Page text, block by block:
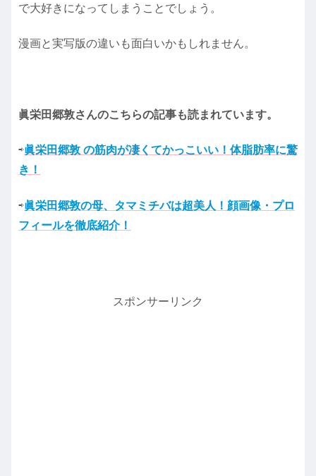
で大好きになってしまうことでしょう。
漫画と実写版の違いも面白いかもしれません。
眞栄田郷敦さんのこちらの記事も読まれています。
⇨眞栄田郷敦 の筋肉が凄くてかっこいい！体脂肪率に驚
き！
⇨眞栄田郷敦の母、タマミチバは超美人！顔画像・プロ
フィールを徹底紹介！
スポンサーリンク